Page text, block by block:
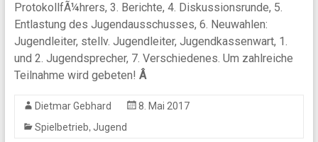
ProtokollfÃ¼hrers, 3. Berichte, 4. Diskussionsrunde, 5.
Entlastung des Jugendausschusses, 6. Neuwahlen:
Jugendleiter, stellv. Jugendleiter, Jugendkassenwart, 1.
und 2. Jugendsprecher, 7. Verschiedenes. Um zahlreiche
Teilnahme wird gebeten! Â
Dietmar Gebhard
8. Mai 2017
Spielbetrieb, Jugend